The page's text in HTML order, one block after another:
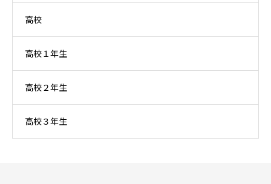
高校
高校１年生
高校２年生
高校３年生